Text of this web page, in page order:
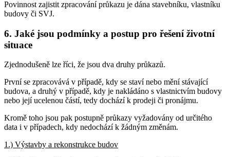
Povinnost zajistit zpracování průkazu je dána stavebníku, vlastníku
budovy či SVJ.
6. Jaké jsou podmínky a postup pro řešení životní
situace
Zjednodušeně lze říci, že jsou dva druhy průkazů.
První se zpracovává v případě, kdy se staví nebo mění stávající
budova, a druhý v případě, kdy je nakládáno s vlastnictvím budovy
nebo její ucelenou částí, tedy dochází k prodeji či pronájmu.
Kromě toho jsou pak postupně průkazy vyžadovány od určitého
data i v případech, kdy nedochází k žádným změnám.
1.) Výstavby a rekonstrukce budov